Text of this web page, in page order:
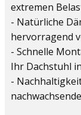
extremen
- Natürliche
hervorragend
- Schnelle
Ihr Dachstuhl
-